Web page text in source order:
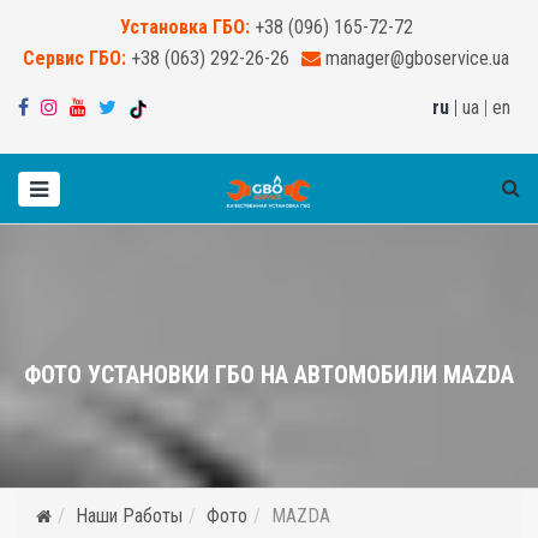
Установка ГБО: +38 (096) 165-72-72
Сервис ГБО: +38 (063) 292-26-26 manager@gboservice.ua
ru | ua | en
ФОТО УСТАНОВКИ ГБО НА АВТОМОБИЛИ MAZDA
Наши Работы Фото MAZDA